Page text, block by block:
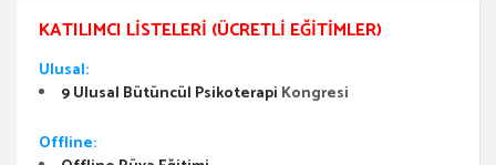
KATILIMCI LISTELERI (ÜCRETLI EĞITIMLER)
Ulusal:
9 Ulusal Bütüncül Psikoterapi Kongresi
Offline: